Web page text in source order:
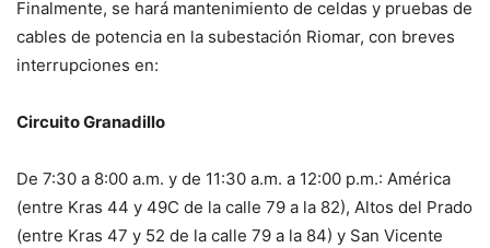
Finalmente, se hará mantenimiento de celdas y pruebas de
cables de potencia en la subestación Riomar, con breves
interrupciones en:
Circuito Granadillo
De 7:30 a 8:00 a.m. y de 11:30 a.m. a 12:00 p.m.: América
(entre Kras 44 y 49C de la calle 79 a la 82), Altos del Prado
(entre Kras 47 y 52 de la calle 79 a la 84) y San Vicente